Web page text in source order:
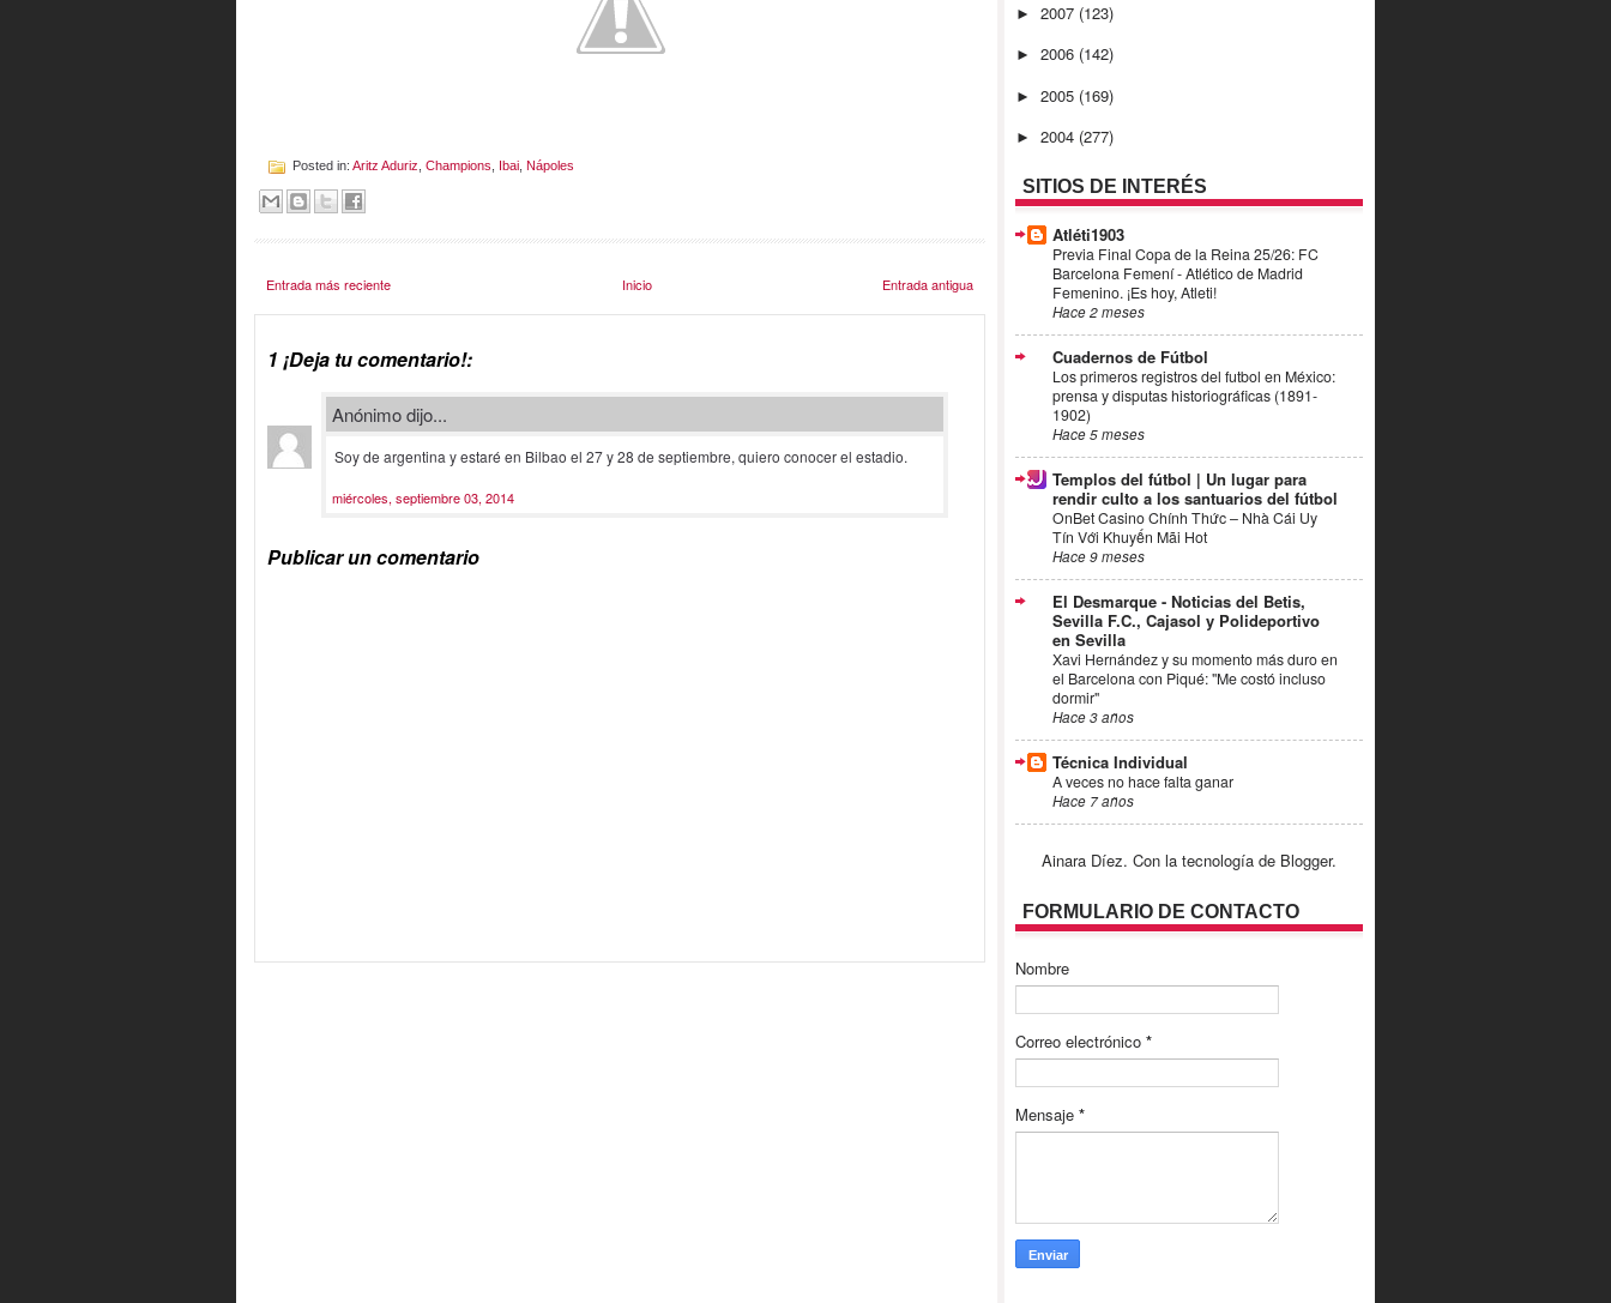
Posted in: Aritz Aduriz Champions Ibai Nápoles
Entrada más reciente Entrada antigua
Inicio
1 ¡Deja tu comentario!:
Anónimo dijo...
Soy de argentina y estaré en Bilbao el 27 y 28 de septiembre, quiero conocer el estadio.
miércoles, septiembre 03, 2014
Publicar un comentario
► 2007 (123)
► 2006 (142)
► 2005 (169)
► 2004 (277)
SITIOS DE INTERÉS
Atléti1903
Previa Final Copa de la Reina 25/26: FC
Barcelona Femení - Atlético de Madrid
Femenino. ¡Es hoy, Atleti!
Hace 2 meses
Cuadernos de Fútbol
Los primeros registros del futbol en México:
prensa y disputas historiográficas (1891-
1902)
Hace 5 meses
Templos del fútbol | Un lugar para
rendir culto a los santuarios del fútbol
OnBet Casino Chính Thức – Nhà Cái Uy
Tín Với Khuyến Mãi Hot
Hace 9 meses
El Desmarque - Noticias del Betis,
Sevilla F.C., Cajasol y Polideportivo
en Sevilla
Xavi Hernández y su momento más duro en
el Barcelona con Piqué: "Me costó incluso
dormir"
Hace 3 años
Técnica Individual
A veces no hace falta ganar
Hace 7 años
Ainara Díez. Con la tecnología de Blogger.
FORMULARIO DE CONTACTO
Nombre
Correo electrónico *
Mensaje *